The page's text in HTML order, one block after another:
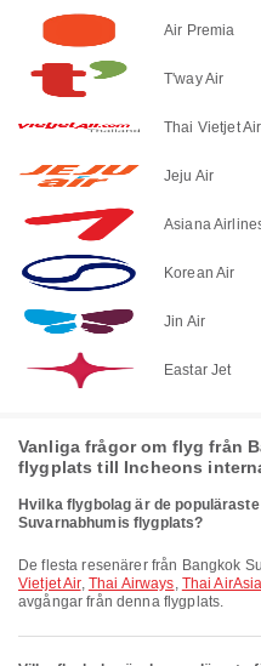
Air Premia
T'way Air
Thai Vietjet Air
Jeju Air
Asiana
Korean Air
Jin Air
Eastar Jet
Vanliga frågor om flyg från
flygplats till Incheons
Hvilka flygbolag är de
Suvarnabhumis flygplats?
De flesta resenärer från Bangkok
Vietjet Air, Thai Airways, Thai AirAsia
avgångar från denna flygplats.